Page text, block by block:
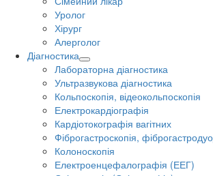
Уролог
Хірург
Алерголог
Діагностика
Лабораторна діагностика
Ультразвукова діагностика
Кольпоскопія, відеокольпоскопія
Електрокардіографія
Кардіотокографія вагітних
Фіброгастроскопія,
Колоноскопія
Електроенцефалографія (ЕЕГ)